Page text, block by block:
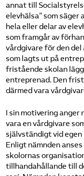
annat till
elevhälsa” som säger
hela eller delar av
som framgår av
vårdgivare för den del
som lagts ut på
fristående skolan
entreprenad. Den
därmed vara
I sin motivering anger
vara en vårdgivare
självständigt vid
Enligt nämnden
skolornas
tillhandahållande till